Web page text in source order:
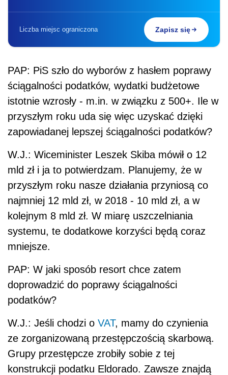
Liczba miejsc ograniczona Zapisz się
PAP: PiS szło do wyborów z hasłem poprawy
ściągalności podatków, wydatki budżetowe
istotnie wzrosły - m.in. w związku z 500+. Ile w
przyszłym roku uda się więc uzyskać dzięki
zapowiadanej lepszej ściągalności podatków?
W.J.: Wiceminister Leszek Skiba mówił o 12
mld zł i ja to potwierdzam. Planujemy, że w
przyszłym roku nasze działania przyniosą co
najmniej 12 mld zł, w 2018 - 10 mld zł, a w
kolejnym 8 mld zł. W miarę uszczelniania
systemu, te dodatkowe korzyści będą coraz
mniejsze.
PAP: W jaki sposób resort chce zatem
doprowadzić do poprawy ściągalności
podatków?
W.J.: Jeśli chodzi o VAT, mamy do czynienia
ze zorganizowaną przestępczością skarbową.
Grupy przestępcze zrobiły sobie z tej
konstrukcji podatku Eldorado. Zawsze znajdą